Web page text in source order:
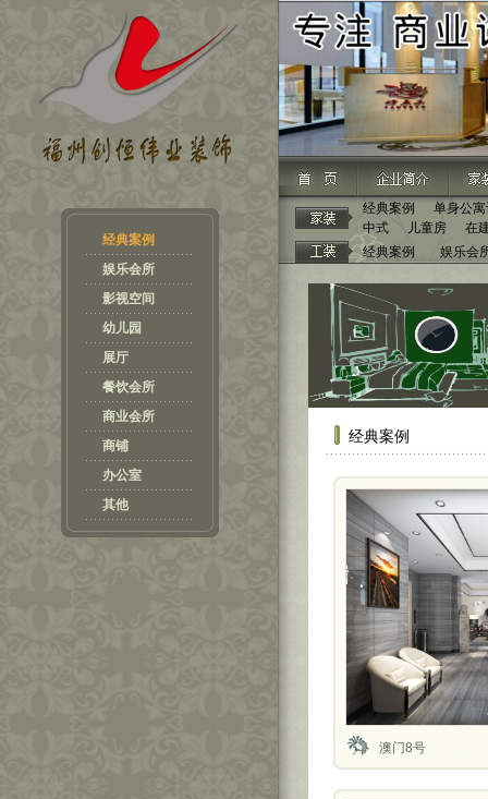
经典案例
娱乐会所
影视空间
幼儿园
展厅
餐饮会所
商业会所
商铺
办公室
其他
经典案例
单身公
中式
儿童房
在
经典案例
娱乐会
经典案例
澳门8号